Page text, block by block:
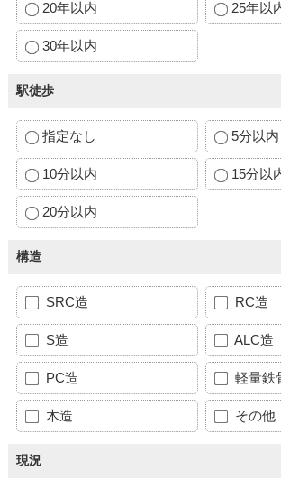
20年以内 25年以
30年以内
駅徒歩
指定なし 5分以内
10分以内 15分以
20分以内
構造
SRC造 RC造
S造 ALC造
PC造 軽量鉄
木造 その他
現況